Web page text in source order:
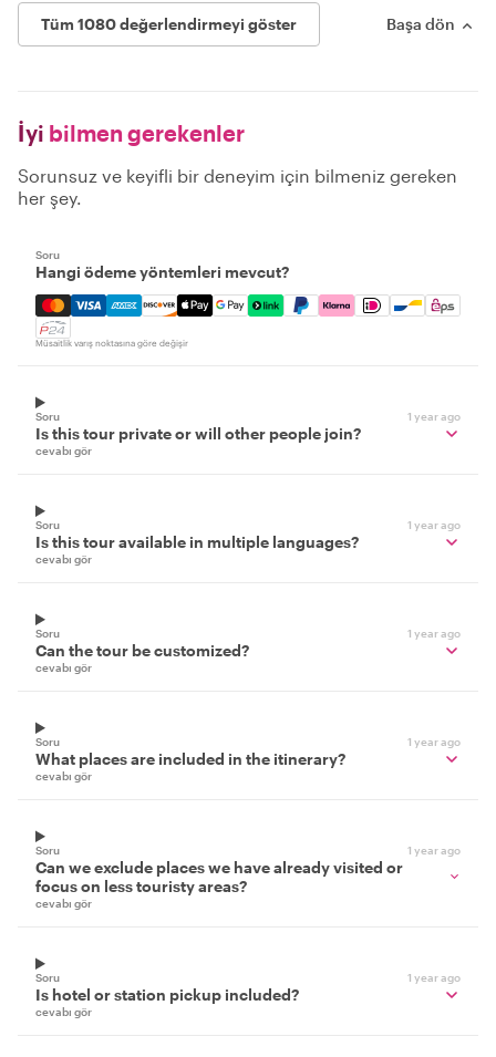
Tüm 1080 değerlendirmeyi göster Başa dön
İyi bilmen gerekenler
Sorunsuz ve keyifli bir deneyim için bilmeniz gereken
her şey.
Soru
Hangi ödeme yöntemleri mevcut?
Mastercard, Visa, Amex, Discover, Apple Pay, Google
Müsaitlik varış noktasına göre değişir
Soru 1 year ago
Is this tour private or will other people join?
cevabı gör
Soru 1 year ago
Is this tour available in multiple languages?
cevabı gör
Soru 1 year ago
Can the tour be customized?
cevabı gör
Soru 1 year ago
What places are included in the itinerary?
cevabı gör
Soru 1 year ago
Can we exclude places we have already visited or
focus on less touristy areas?
cevabı gör
Soru 1 year ago
Is hotel or station pickup included?
cevabı gör